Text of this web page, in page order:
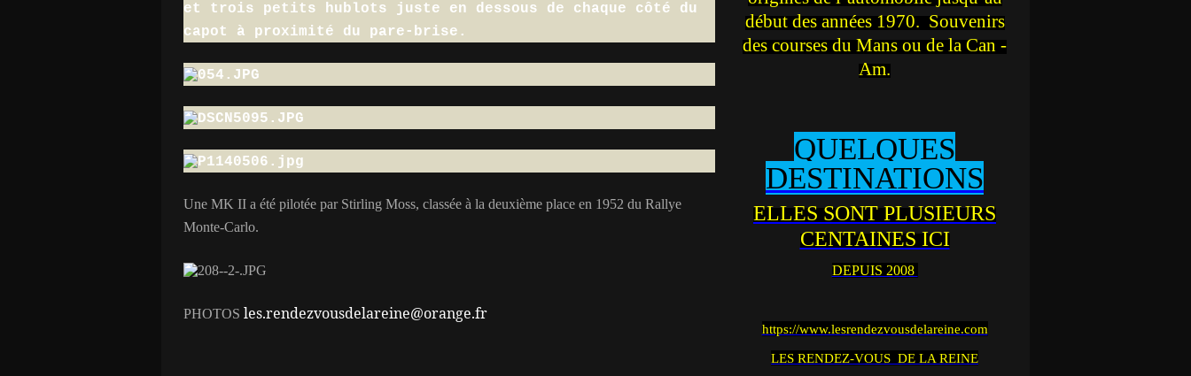
et trois petits hublots juste en dessous de chaque côté du
capot à proximité du pare-brise.
Une MK II a été pilotée par Stirling Moss, classée à la deuxième place en 1952 du Rallye
Monte-Carlo.
PHOTOS les.rendezvousdelareine@orange.fr
début des années 1970. Souvenirs
des courses du Mans ou de la Can -
Am.
QUELQUES
DESTINATIONS
ELLES SONT PLUSIEURS
CENTAINES ICI
DEPUIS 2008
https://www.lesrendezvousdelareine.com
LES RENDEZ-VOUS DE LA REINE